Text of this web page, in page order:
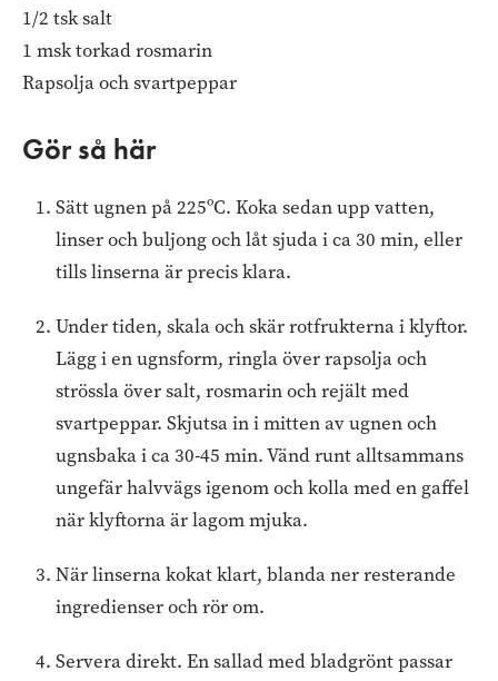
1/2 tsk salt
1 msk torkad rosmarin
Rapsolja och svartpeppar
Gör så här
Sätt ugnen på 225ºC. Koka sedan upp vatten,
linser och buljong och låt sjuda i ca 30 min, eller
tills linserna är precis klara.
Under tiden, skala och skär rotfrukterna i klyftor.
Lägg i en ugnsform, ringla över rapsolja och
strössla över salt, rosmarin och rejält med
svartpeppar. Skjutsa in i mitten av ugnen och
ugnsbaka i ca 30-45 min. Vänd runt alltsammans
ungefär halvvägs igenom och kolla med en gaffel
när klyftorna är lagom mjuka.
När linserna kokat klart, blanda ner resterande
ingredienser och rör om.
Servera direkt. En sallad med bladgrönt passar